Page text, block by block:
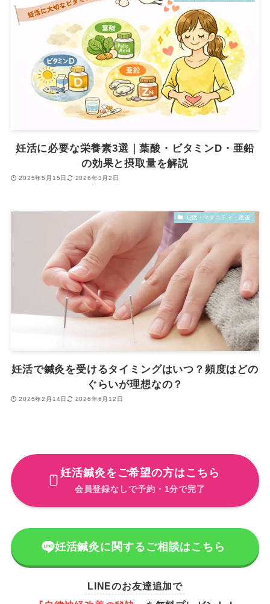
妊活に必要な栄養素3選｜葉酸・ビタミンD・亜鉛
の効果と摂取量を解説
2025年5月15日 2026年3月2日
妊活・マタニティ・産後
妊活で鍼灸を受けるタイミングはいつ？頻度はどの
ぐらいが理想なの？
2025年2月14日 2026年6月12日
妊活鍼灸をご希望の方はこちら
会員登録なしで予約・1分で完了
妊活鍼灸に関するご相談はこちら
LINEのお友達追加で